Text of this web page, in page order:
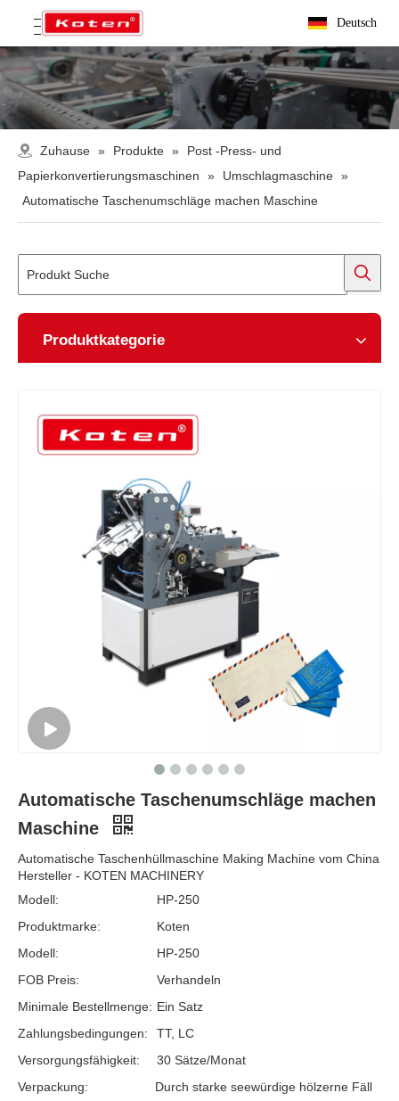
Deutsch
Zuhause » Produkte »
Post -Press- und
Papierkonvertierungsmaschinen
» Umschlagmaschine »
Automatische Taschenumschläge machen Maschine
Produktkategorie
Automatische Taschenumschläge machen
Maschine
Automatische Taschenhüllmaschine Making Machine vom China
Hersteller - KOTEN MACHINERY
Modell:
HP-250
Produktmarke:
Koten
Modell:
HP-250
FOB Preis:
Verhandeln
Minimale Bestellmenge: Ein Satz
Zahlungsbedingungen:
TT, LC
Versorgungsfähigkeit:
30 Sätze/Monat
Verpackung:
Durch starke seewürdige hölzerne Fäll